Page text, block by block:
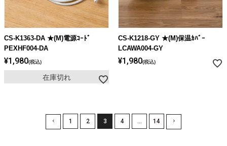
CS-K1363-DA ★(M)電源ｺｰﾄﾞ
PEXHF004-DA
¥1,980 税込
在庫切れ
CS-K1218-GY ★(M)保温ｶﾊﾞｰ
LCAWA004-GY
¥1,980 税込
1 2 3 4 … 14